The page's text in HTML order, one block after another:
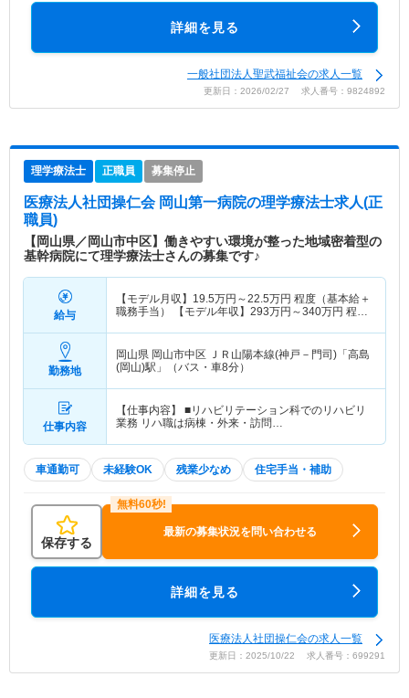
詳細を見る
一般社団法人聖武福祉会の求人一覧
更新日：2026/02/27 求人番号：9824892
理学療法士 正職員 募集停止
医療法人社団操仁会 岡山第一病院の理学療法士求人(正
職員)
【岡山県／岡山市中区】働きやすい環境が整った地域密着型の
基幹病院にて理学療法士さんの募集です♪
給与
【モデル月収】 19.5万円～22.5万円 程度（基本給＋
職務手当） 【モデル年収】 293万円～340万円 程度
勤務地
岡山県 岡山市中区 ＪＲ山陽本線(神戸－門司)「高島
(岡山)駅」（バス・車8分）
仕事内容
【仕事内容】 ■リハビリテーション科でのリハビリ
業務 リハ職は病棟・外来・訪問…
車通勤可 未経験OK 残業少なめ 住宅手当・補助
保存する
最新の募集状況を問い合わせる
詳細を見る
医療法人社団操仁会の求人一覧
更新日：2025/10/22 求人番号：699291